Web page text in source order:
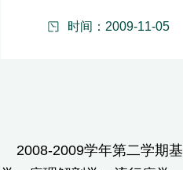
时间：2009-11-05
2008-2009学年第二学期